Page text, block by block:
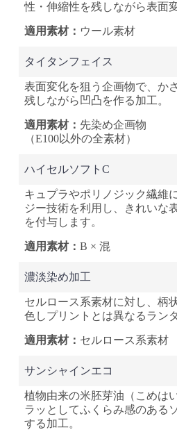
性・伸縮性を残しながら表面
ウール素材
タイタンフェイス
表面変化を狙う企画物で、か
残しながら凹凸を作る加工。
先染め企画物
（E100以外の全素材）
ハイセルソフトC
キュプラやポリノジック繊維
ジー技術を利用し、きれいな
を付与します。
B × 混
濃淡染め加工
セルロース系素材に対し、柄
色しプリントとは異なるラン
セルロース系素材
サンシャインエコ
植物由来の米胚芽油（こめは
ラッとしてふくらみ感のある
する加工。